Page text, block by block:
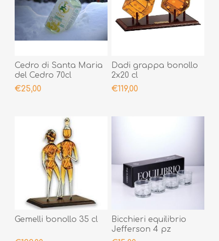
Cedro di Santa Maria
del Cedro 70cl
€25,00
Dadi grappa bonollo
2x20 cl
€119,00
Gemelli bonollo 35 cl
Bicchieri equilibrio
Jefferson 4 pz